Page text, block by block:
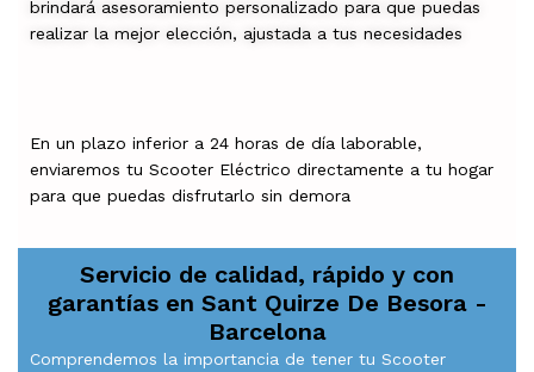
brindará asesoramiento personalizado para que puedas
realizar la mejor elección, ajustada a tus necesidades
En un plazo inferior a 24 horas de día laborable,
enviaremos tu Scooter Eléctrico directamente a tu hogar
para que puedas disfrutarlo sin demora
Servicio de calidad, rápido y con
garantías en Sant Quirze De Besora -
Barcelona
Comprendemos la importancia de tener tu Scooter